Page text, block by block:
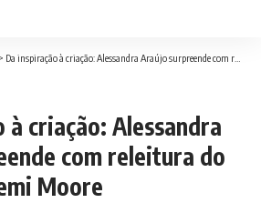
> Da inspiração à criação: Alessandra Araújo surpreende com releitura do vestido de Demi Moore
à criação: Alessandra
com releitura do
Moore